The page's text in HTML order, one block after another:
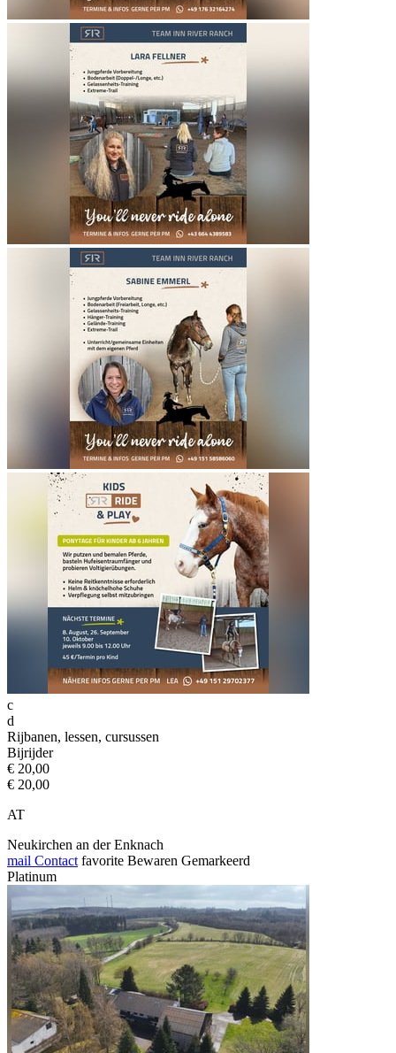
c
d
Rijbanen, lessen, cursussen
Bijrijder
€ 20,00
€ 20,00
AT
Neukirchen an der Enknach
mail Contact favorite Bewaren Gemarkeerd
Platinum